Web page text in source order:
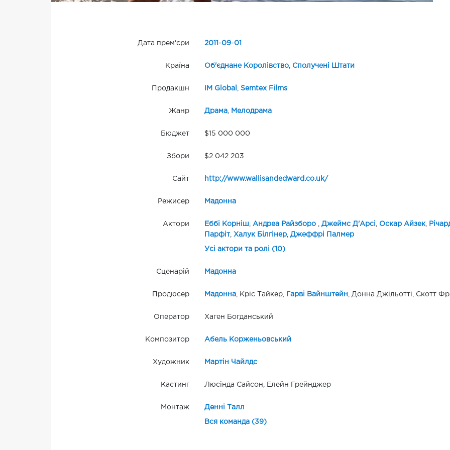
Дата прем'єри 2011 -09-01
Країна Об'єднане Королівство, Сполучені Штати
Продакшн IM Global Semtex Films
Жанр Драма, Мелодрама
Бюджет $15 000 000
Збори $2 042 203
Сайт http://www.wallisandedward.co.uk/
Режисер Мадонна
Актори Еббі Корніш Андреа Райзборо Джеймс Д'Арсі Оскар Айзек,
Парфіт, Халук Білгінер, Джеффрі Палмер
Усі актори та ролі (10)
Сценарій Мадонна
Продюсер Мадонна, Кріс Тайкер, Гарві Вайнштейн , Донна Джільотті, Скотт
Оператор Хаген Богданський
Композитор Абель Корженьовський
Художник Мартін Чайлдс
Кастинг Люсінда Сайсон, Елейн Грейнджер
Монтаж Денні Талл
Вся команда (39)